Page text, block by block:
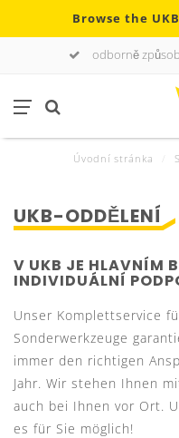
Browse the
odborně
Úvodní stránka
UKB-ODDĚLENÍ
V UKB JE HLAVNÍM
INDIVIDUÁLNÍ
Unser Komplettservice
Sonderwerkzeuge
immer den richtigen
Jahr. Wir stehen Ihnen
auch bei Ihnen vor Ort.
es für Sie möglich!